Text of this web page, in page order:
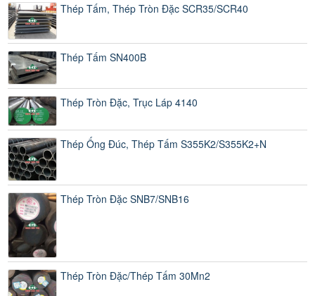
Thép Tấm, Thép Tròn Đặc SCR35/SCR40
Thép Tấm SN400B
Thép Tròn Đặc, Trục Láp 4140
Thép Ống Đúc, Thép Tấm S355K2/S355K2+N
Thép Tròn Đặc SNB7/SNB16
Thép Tròn Đặc/Thép Tấm 30Mn2